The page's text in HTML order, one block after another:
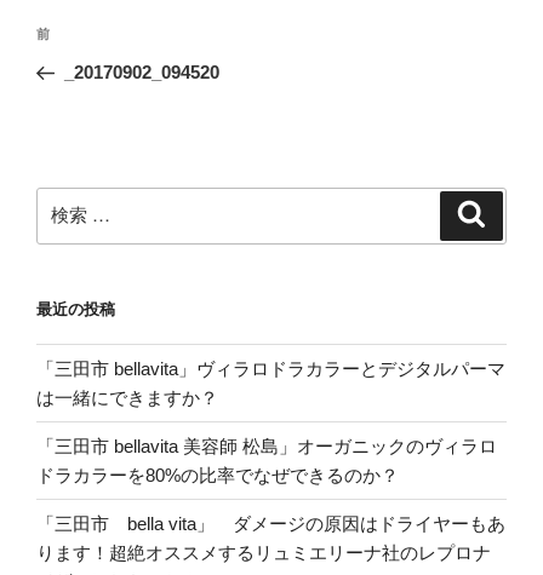
投
ー
シ
過
去
前
_20170902_094520
検
索:
最近の投稿
「三田市 bellavita」ヴィラロドラカラーとデジタルパーマ
は一緒にできますか？
「三田市 bellavita 美容師 松島」オーガニックのヴィラロ
ドラカラーを80%の比率でなぜできるのか？
「三田市 bella vita」 ダメージの原因はドライヤーもあ
ります！超絶オススメするリュミエリーナ社のレプロナ